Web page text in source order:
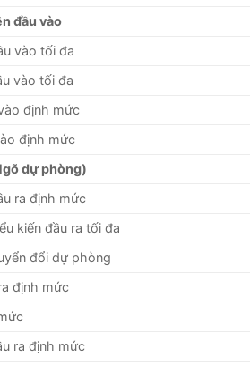
đầu vào
vào tối đa
vào tối đa
định mức
định mức
dự phòng)
ra định mức
kiến đầu ra tối đa
đổi dự phòng
định mức
ra định mức